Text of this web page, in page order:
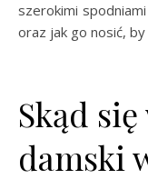
szerokimi
oraz jak go nosić,
Skąd
damski